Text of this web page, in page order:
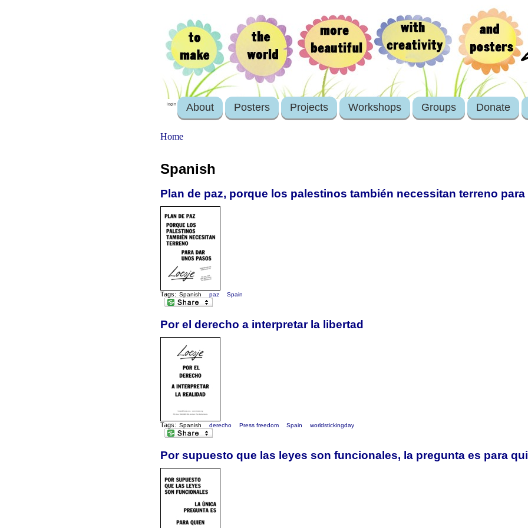
login About Posters Projects Workshops Groups Donate
Home
Spanish
Plan de paz, porque los palestinos también necessitan terreno para
Tags: Spanish paz Spain
Por el derecho a interpretar la libertad
Tags: Spanish derecho Press freedom Spain worldstickingday
Por supuesto que las leyes son funcionales, la pregunta es para